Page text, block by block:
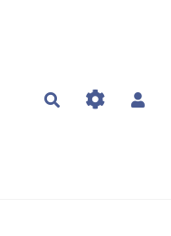
Rechercher